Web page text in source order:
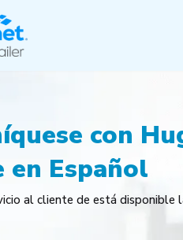
con
en Español
al cliente de está disponible